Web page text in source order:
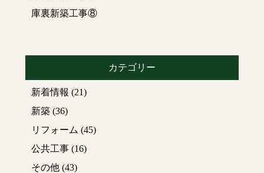
庫裏新築工事⑧
カテゴリー
新着情報 (21)
新築(36)
リフォーム (45)
公共工事(16)
その他(43)